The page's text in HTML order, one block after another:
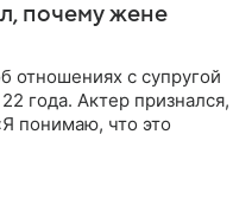
почему жене
отношениях с супругой
года. Актер признался,
понимаю, что это